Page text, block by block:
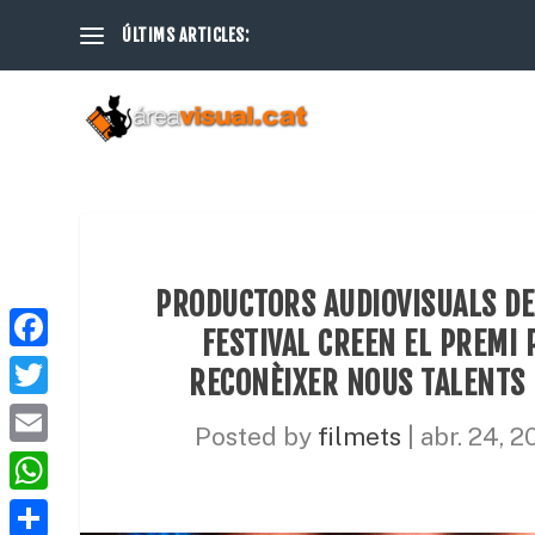
ÚLTIMS ARTICLES:
PRODUCTORS AUDIOVISUALS
FESTIVAL CREEN EL PREMI
RECONÈIXER NOUS
Posted by filmets abr. 24,
F
a
c
e
b
T
w
i
t
E
m
W